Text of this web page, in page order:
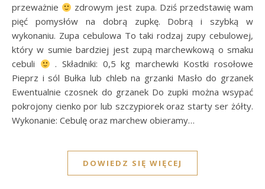
przeważnie
zdrowym jest zupa. Dziś przedstawię wam
pięć pomysłów na dobrą zupkę. Dobrą i szybką w
wykonaniu. Zupa cebulowa To taki rodzaj zupy cebulowej,
który w sumie bardziej jest zupą marchewkową o smaku
cebuli
. Składniki: 0,5 kg marchewki Kostki rosołowe
Pieprz i sól Bułka lub chleb na grzanki Masło do grzanek
Ewentualnie czosnek do grzanek Do zupki można wsypać
pokrojony cienko por lub szczypiorek oraz starty ser żółty.
Wykonanie: Cebulę oraz marchew obieramy…
DOWIEDZ SIĘ WIĘCEJ